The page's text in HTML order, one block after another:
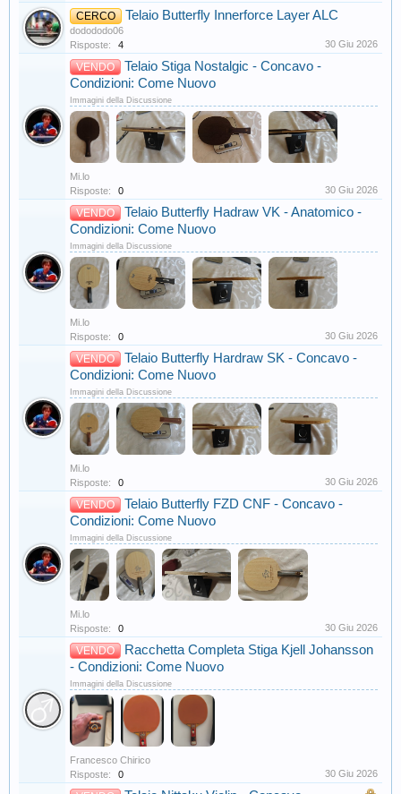
CERCO Telaio Butterfly Innerforce Layer ALC
dodododo06
Risposte:
4 30 Giu 2026
VENDO
Telaio Stiga Nostalgic - Concavo -
Condizioni: Come Nuovo
Immagini della Discussione
Mi.lo
Risposte:
0 30 Giu 2026
VENDO
Telaio Butterfly Hadraw VK - Anatomico -
Condizioni: Come Nuovo
Immagini della Discussione
Mi.lo
Risposte:
0 30 Giu 2026
VENDO
Telaio Butterfly Hardraw SK - Concavo -
Condizioni: Come Nuovo
Immagini della Discussione
Mi.lo
Risposte:
0 30 Giu 2026
VENDO
Telaio Butterfly FZD CNF - Concavo -
Condizioni: Come Nuovo
Immagini della Discussione
Mi.lo
Risposte:
0 30 Giu 2026
VENDO
Racchetta Completa Stiga Kjell Johansson
- Condizioni: Come Nuovo
Immagini della Discussione
Francesco Chirico
Risposte:
0 30 Giu 2026